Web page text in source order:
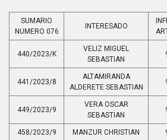
SUMARIO
NUMERO 076
INTERESADO
440/2023/K
VELIZ MIGUEL
SEBASTIAN
441/2023/8
ALTAMIRANDA
ALDERETE SEBASTIAN
449/2023/9
VERA OSCAR
SEBASTIAN
458/2023/9 MANZUR CHRISTIAN